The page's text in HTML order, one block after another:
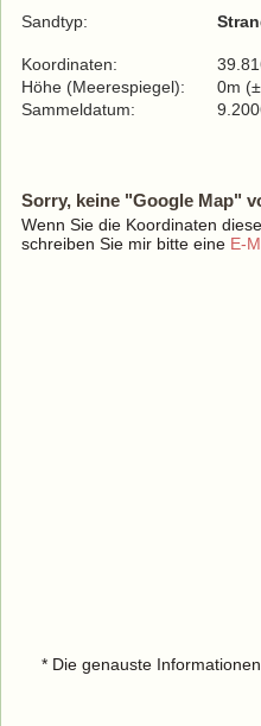
Sandtyp:
Koordinaten:
Höhe (Meerespiegel):
0m
Sammeldatum:
Sorry, keine "Google Map"
Wenn Sie die Koordinaten
schreiben Sie mir bitte eine E-
* Die genauste